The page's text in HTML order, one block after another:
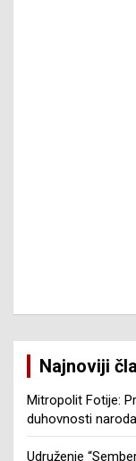
Najnoviji
Mitropolit Fotije:
duhovnosti naroda
Udruženje